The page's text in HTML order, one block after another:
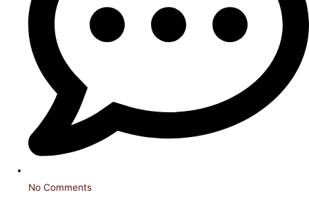
No Comments